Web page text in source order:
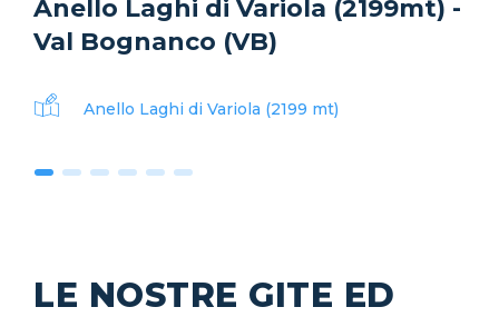
Anello Laghi di Variola (2199mt) -
Val Bognanco (VB)
Anello Laghi di Variola (2199 mt)
LE NOSTRE GITE ED